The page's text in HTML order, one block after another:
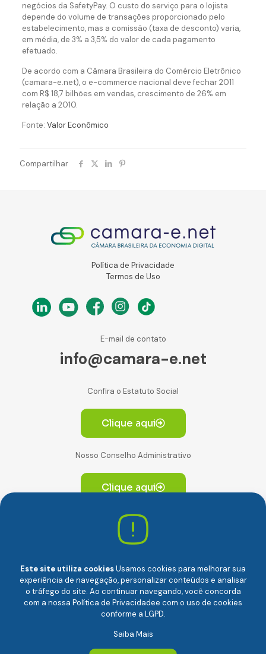
negócios da SafetyPay. O custo do serviço para o lojista
depende do volume de transações proporcionado pelo
estabelecimento, mas a comissão (taxa de desconto) varia,
em média, de 3% a 3,5% do valor de cada pagamento
efetuado.
De acordo com a Câmara Brasileira do Comércio Eletrônico
(camara-e.net), o e-commerce nacional deve fechar 2011
com R$ 18,7 bilhões em vendas, crescimento de 26% em
relação a 2010.
Fonte: Valor Econômico
Compartilhar
Política de Privacidade
Termos de Uso
E-mail de contato
info@camara-e.net
Confira o Estatuto Social
Clique aqui
Nosso Conselho Administrativo
Clique aqui
Av. Paulista, 2064. Conjunto 14, (Edifício Paulista) -
CEP 01310-928 Consolação – São Paulo/SP
Câmara Brasileira da Economia Digital (camara-e.net) |
Este site utiliza cookiesUsamos cookies para melhorar sua
experiência de navegação, personalizar conteúdos e analisar
o tráfego do site. Ao continuar navegando, você concorda
com a nossa Política de Privacidadee com o uso de cookies
conforme a LGPD.
Saiba Mais